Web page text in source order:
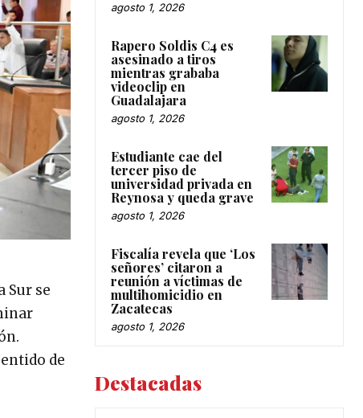
Sur se
de
agosto 1, 2026
Rapero Soldis C4 es
asesinado a tiros
mientras grababa
videoclip en
Guadalajara
agosto 1, 2026
Estudiante cae del
tercer piso de
universidad privada en
Reynosa y queda grave
agosto 1, 2026
Fiscalía revela que ‘Los
señores’ citaron a
reunión a víctimas de
multihomicidio en
Zacatecas
agosto 1, 2026
Destacadas